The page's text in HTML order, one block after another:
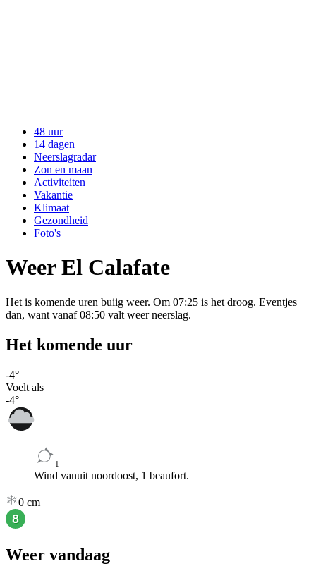
48 uur
14 dagen
Neerslagradar
Zon en maan
Activiteiten
Vakantie
Klimaat
Gezondheid
Foto's
Weer El Calafate
Het is komende uren buiig weer. Om 07:25 is het droog. Eventjes
dan, want vanaf 08:50 valt weer neerslag.
Het komende uur
-4°
Voelt als
-4°
1
Wind vanuit noordoost, 1 beaufort.
0 cm
Weer vandaag